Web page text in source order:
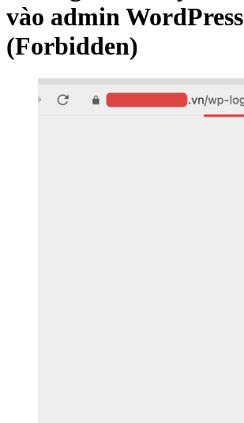
vào admin WordPress
(Forbidden)